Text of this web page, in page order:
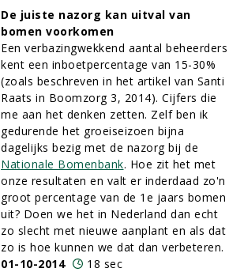
De juiste nazorg kan uitval van
bomen voorkomen
Een verbazingwekkend aantal beheerders
kent een inboetpercentage van 15-30%
(zoals beschreven in het artikel van Santi
Raats in Boomzorg 3, 2014). Cijfers die
me aan het denken zetten. Zelf ben ik
gedurende het groeiseizoen bijna
dagelijks bezig met de nazorg bij de
Nationale Bomenbank. Hoe zit het met
onze resultaten en valt er inderdaad zo'n
groot percentage van de 1e jaars bomen
uit? Doen we het in Nederland dan echt
zo slecht met nieuwe aanplant en als dat
zo is hoe kunnen we dat dan verbeteren.
01-10-2014
18 sec